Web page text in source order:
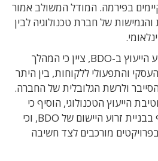
בפירמה. המודל המשולב אמור
והגמישות של חברת טכנולוגיה לבין
ירון פלד, שותף ומנהל זרוע הייעוץ ב-BDO, ציין כי המהלך
והתפעולי ללקוחות, בין היתר
ולרשת הגלובלית של החברה.
הייעוץ הטכנולוגי, הוסיף כי
הרכישה מהווה נדבך נוסף בבניית זרוע היישום של BDO, וכי
בפרויקטים מורכבים לצד חשיבה